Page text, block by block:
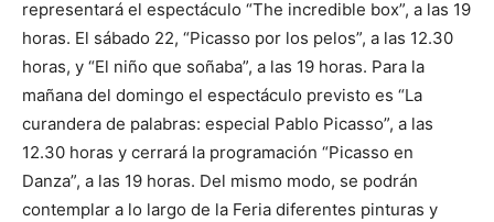
representará el espectáculo “The incredible box”, a las 19
horas. El sábado 22, “Picasso por los pelos”, a las 12.30
horas, y “El niño que soñaba”, a las 19 horas. Para la
mañana del domingo el espectáculo previsto es “La
curandera de palabras: especial Pablo Picasso”, a las
12.30 horas y cerrará la programación “Picasso en
Danza”, a las 19 horas. Del mismo modo, se podrán
contemplar a lo largo de la Feria diferentes pinturas y